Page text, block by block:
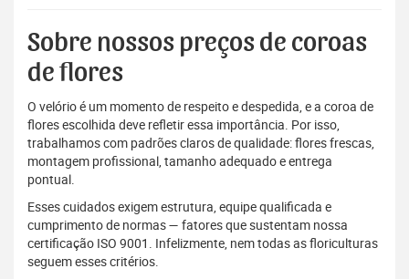
Sobre nossos preços de coroas
de flores
O velório é um momento de respeito e despedida, e a coroa de
flores escolhida deve refletir essa importância. Por isso,
trabalhamos com padrões claros de qualidade: flores frescas,
montagem profissional, tamanho adequado e entrega
pontual.
Esses cuidados exigem estrutura, equipe qualificada e
cumprimento de normas — fatores que sustentam nossa
certificação ISO 9001. Infelizmente, nem todas as floriculturas
seguem esses critérios.